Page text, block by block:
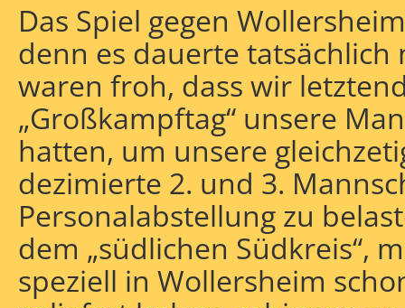
Das Spiel gegen
denn es dauerte tatsächlich
waren froh, dass wir
„Großkampftag“ unsere
hatten, um unsere
dezimierte 2. und 3.
Personalabstellung zu
dem „südlichen Südkreis“,
speziell in Wollersheim